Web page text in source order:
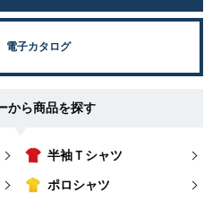
電子カタログ
から商品を探す
半袖Ｔシャツ
ポロシャツ